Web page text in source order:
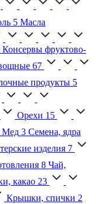
5 Масла
Консервы фруктово-
67
продукты 5
Орехи 15
Мед 3 Семена, ядра
изделия 7
8 Чай,
какао 23
Крышки, спички 2